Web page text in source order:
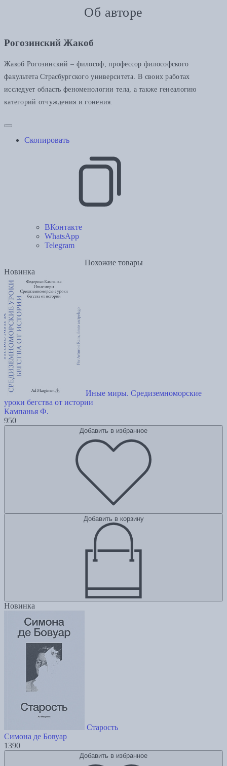
Об авторе
Рогозинский Жакоб
Жакоб Рогозинский – философ, профессор философского
факультета Страсбургского университета. В своих работах
исследует область феноменологии тела, а также генеалогию
категорий отчуждения и гонения.
Скопировать
ВКонтакте
WhatsApp
Telegram
Похожие товары
Новинка
Иные миры. Средиземноморские
уроки бегства от истории
Кампанья Ф.
950
Добавить в избранное
Добавить в корзину
Новинка
Старость
Симона де Бовуар
1390
Добавить в избранное